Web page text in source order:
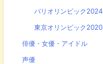
パリオリンピック2024
東京オリンピック2020
俳優・女優・アイドル
声優